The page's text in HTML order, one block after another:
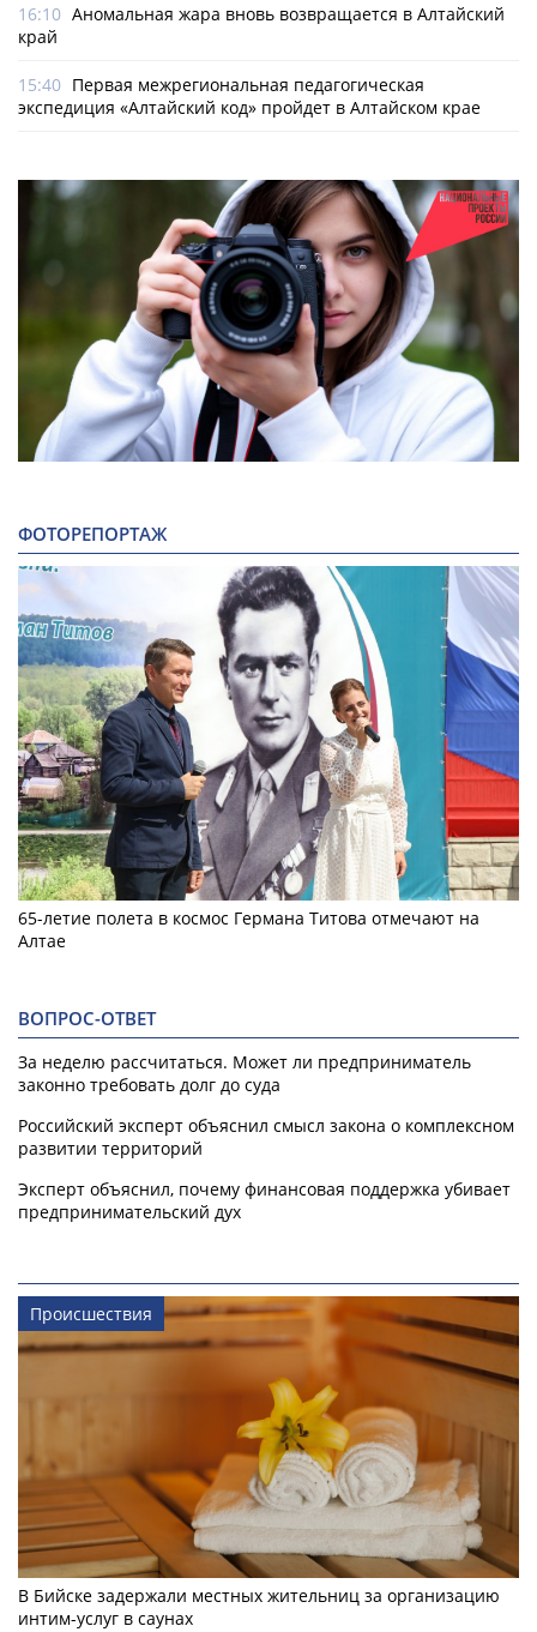
16:10 Аномальная жара вновь возвращается в Алтайский
край
15:40 Первая межрегиональная педагогическая
экспедиция «Алтайский код» пройдет в Алтайском крае
ФОТОРЕПОРТАЖ
65-летие полета в космос Германа Титова отмечают на
Алтае
ВОПРОС-ОТВЕТ
За неделю рассчитаться. Может ли предприниматель
законно требовать долг до суда
Российский эксперт объяснил смысл закона о комплексном
развитии территорий
Эксперт объяснил, почему финансовая поддержка убивает
предпринимательский дух
Происшествия
В Бийске задержали местных жительниц за организацию
интим-услуг в саунах